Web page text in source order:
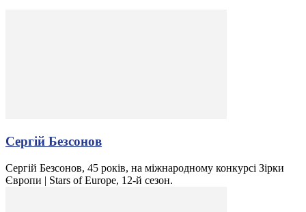
Сергій Безсонов
Сергій Безсонов, 45 років, на міжнародному конкурсі Зірки
Європи | Stars of Europe, 12-й сезон.